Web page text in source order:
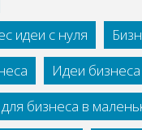
идеи с нуля
Идеи
бизнеса в